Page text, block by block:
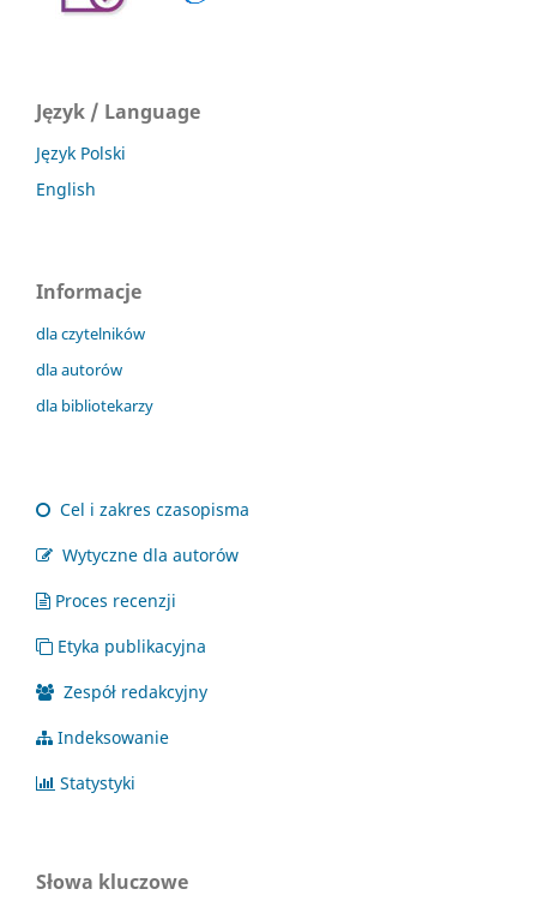
Język / Language
Język Polski
English
Informacje
dla czytelników
dla autorów
dla bibliotekarzy
Cel i zakres czasopisma
Wytyczne dla autorów
Proces recenzji
Etyka publikacyjna
Zespół redakcyjny
Indeksowanie
Statystyki
Słowa kluczowe